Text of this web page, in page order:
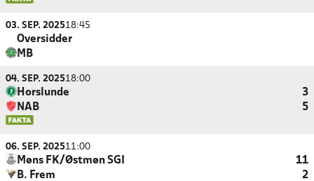
03. SEP. 202518:45
Oversidder
MB
04. SEP. 202518:00
Horslunde
3
NAB
5
06. SEP. 202511:00
Møns FK/Østmøn SGI
11
B. Frem
2